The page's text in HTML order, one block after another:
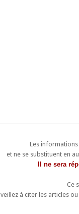
Les
et ne se substituent en
Il ne sera
Ce
veillez à citer les articles